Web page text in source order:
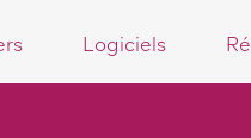
Logiciels